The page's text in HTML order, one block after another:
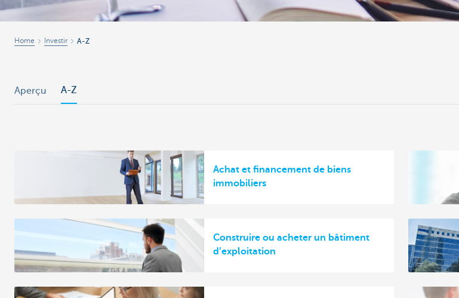
Home Investir A-Z
Aperçu A-Z
Achat et financement de biens
immobiliers
Construire ou acheter un bâtiment
d’exploitation